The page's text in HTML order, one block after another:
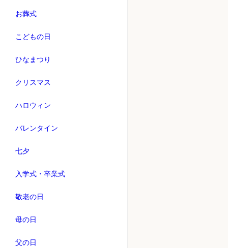
お葬式
こどもの日
ひなまつり
クリスマス
ハロウィン
バレンタイン
七夕
入学式・卒業式
敬老の日
母の日
父の日